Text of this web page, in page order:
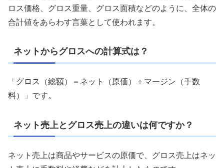
ロス価格、グロス重量、グロス面積などのように、全体の
合計値をあらわす言葉として使われます。
ネットからグロスへの計算式は？
「グロス（総額）＝ネット（原価）＋マージン（手数
料）」です。
ネット売上とグロス売上の違いは何ですか？
ネット売上は商品やサービスの原価で、グロス売上はネッ